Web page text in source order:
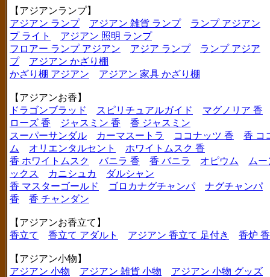
【アジアンランプ】
アジアン ランプ
アジアン 雑貨 ランプ
ランプ アジアン
プ ライト
アジアン 照明 ランプ
フロアー ランプ アジアン
アジア ランプ
ランプ アジア
プ
アジアン かざり棚
かざり棚 アジアン
アジアン 家具 かざり棚
【アジアンお香】
ドラゴンブラッド
スピリチュアルガイド
マグノリア 香
ローズ 香
ジャスミン 香
香 ジャスミン
スーパーサンダル
カーマスートラ ココナッツ 香
香 コ
ム
オリエンタルセント
ホワイトムスク 香
香 ホワイトムスク
バニラ 香 香 バニラ オピウム
ムー
ックス
カニシュカ
ダルシャン
香 マスターゴールド
ゴロカナグチャンパ
ナグチャンパ
香
香 チャンダン
【アジアンお香立て】
香立て
香立て アダルト アジアン 香立て 足付き 香炉
【アジアン小物】
アジアン 小物
アジアン 雑貨 小物
アジアン 小物 グッズ